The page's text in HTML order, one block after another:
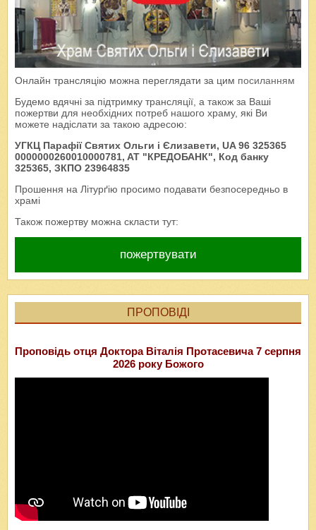
Онлайн трансляцію можна переглядати за цим посиланням
Будемо вдячні за підтримку трансляції, а також за Ваші
пожертви для необхідних потреб нашого храму, які Ви
можете надіслати за такою адресою:
УГКЦ Парафії Святих Ольги і Єлизавети, UA 96 325365
0000000260010000781, AT "КРЕДОБАНК", Код банку
325365, ЗКПО 23964835
Прошення на Літурґію просимо подавати безпосередньо в
храмі
Також пожертву можна скласти тут:
пожертвувати
ПРОПОВІДІ
Проповідь отця Доктора Віталія Протасевича 7 серпня
2026 року Божого